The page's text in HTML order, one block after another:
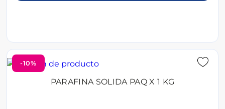
-10%
PARAFINA SOLIDA PAQ X 1 KG